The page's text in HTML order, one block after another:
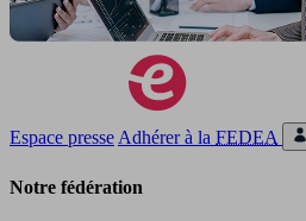
Espace presse Adhérer à la FEDEA
Notre fédération